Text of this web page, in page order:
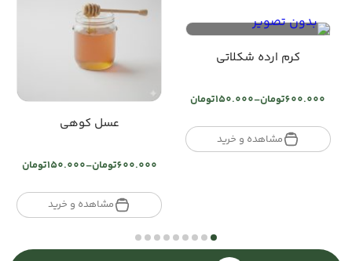
کرم ارده شکلاتی
تومان600.000
– تومان150.000
Price
تومان150.000
through
مشاهده و خرید
عسل کوهی
تومان600.000
– تومان150.000
Price
تومان150.000
through
مشاهده و خرید